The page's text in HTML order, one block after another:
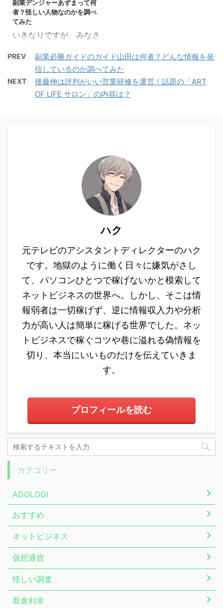
際にオンライン収入
NEXT(ネク ...
で、未経験者向けの求人
も多数取り扱っていま
す。 これからフリーラン
スとして活躍しておきた
い方には登録しておいて
ほしいサービスです。 そ
こで本記事では、ITプロ
パートナーズの評判や利
用するメリット、特徴な
ます。 とはいえ、これか
らテクフリを利用する方
は利用者の評判や特徴な
どが知りたいはずです。
本記事では、テクフリの
ある」と思っ ...
副業デンジャーあずまって何
者？怪しい人物なのかを調べ
てみた
いきなりですが、みなさ
ま」をご存じでしょう
か？噂になっている人物
なのですが、一体どのよ
うな意味で噂になってい
けると嬉しいです。 副業
デンジャーあずまのプロ
フィール 画像引用：副業
デンジャー まず最初に今
回紹介する副業デンジャ
ーあずまがどのような人
ャーあずまに関するプロ
フィールを発見すること
ができました。 元々サラ
リーマンとして勤務して
いた副業デンジャーあ ...
PREV
副業必勝ガイドのガイド山田は何者？どんな情報を発
信しているのか調べてみた
NEXT
後藤伸は評判がいい営業研修を運営！話題の「ART
OF LIFE サロン」の内容は？
ハク
元テレビのアシスタントディレクターのハク
です。地獄のように働く日々に嫌気がさし
て、パソコンひとつで稼げないかと模索して
ネットビジネスの世界へ。しかし、そこは情
報弱者は一切稼げず、逆に情報収入力や分析
力が高い人は簡単に稼げる世界でした。ネッ
トビジネスで稼ぐコツや巷に溢れる偽情報を
切り、本当にいいものだけを伝えていきま
す。
プロフィールを読む
カテゴリー
ADOLOGI
おすすめ
ネットビジネス
仮想通貨
怪しい調査
新倉利幸